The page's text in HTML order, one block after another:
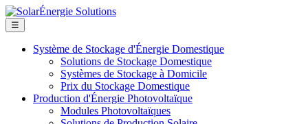
☰
Système de Stockage d'Énergie Domestique
Solutions de Stockage Domestique
Systèmes de Stockage à Domicile
Prix du Stockage Domestique
Production d'Énergie Photovoltaïque
Modules Photovoltaïques